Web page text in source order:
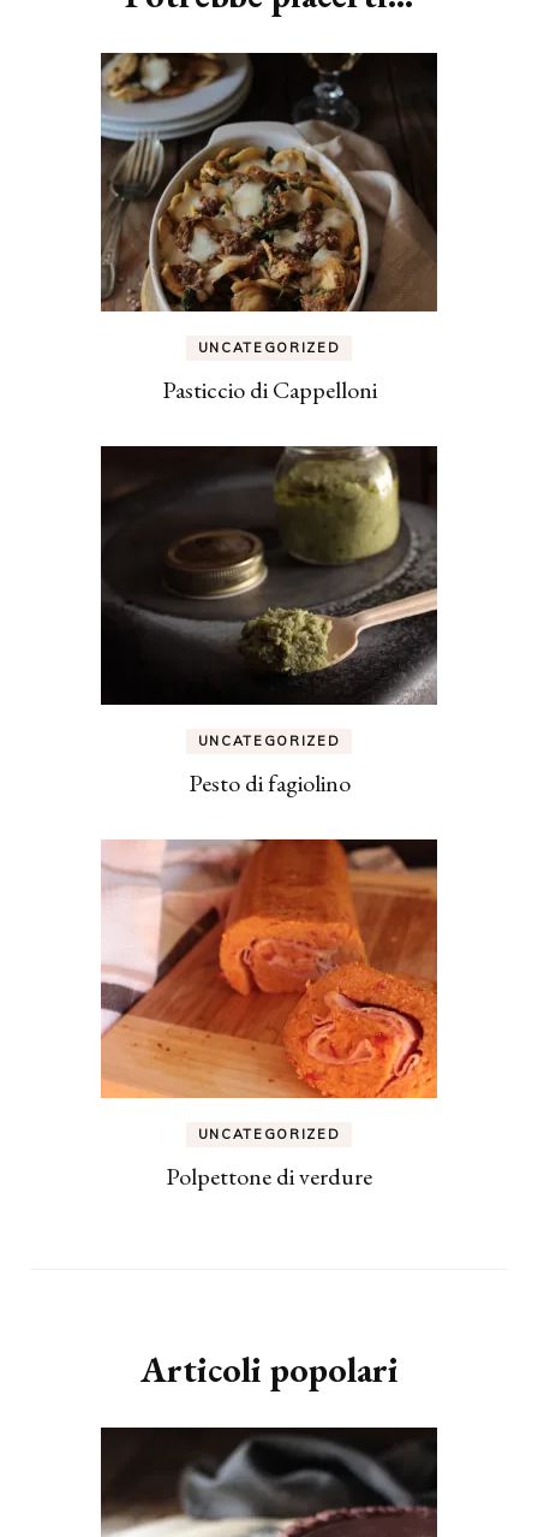
UNCATEGORIZED
Pasticcio di Cappelloni
UNCATEGORIZED
Pesto di fagiolino
UNCATEGORIZED
Polpettone di verdure
Articoli popolari